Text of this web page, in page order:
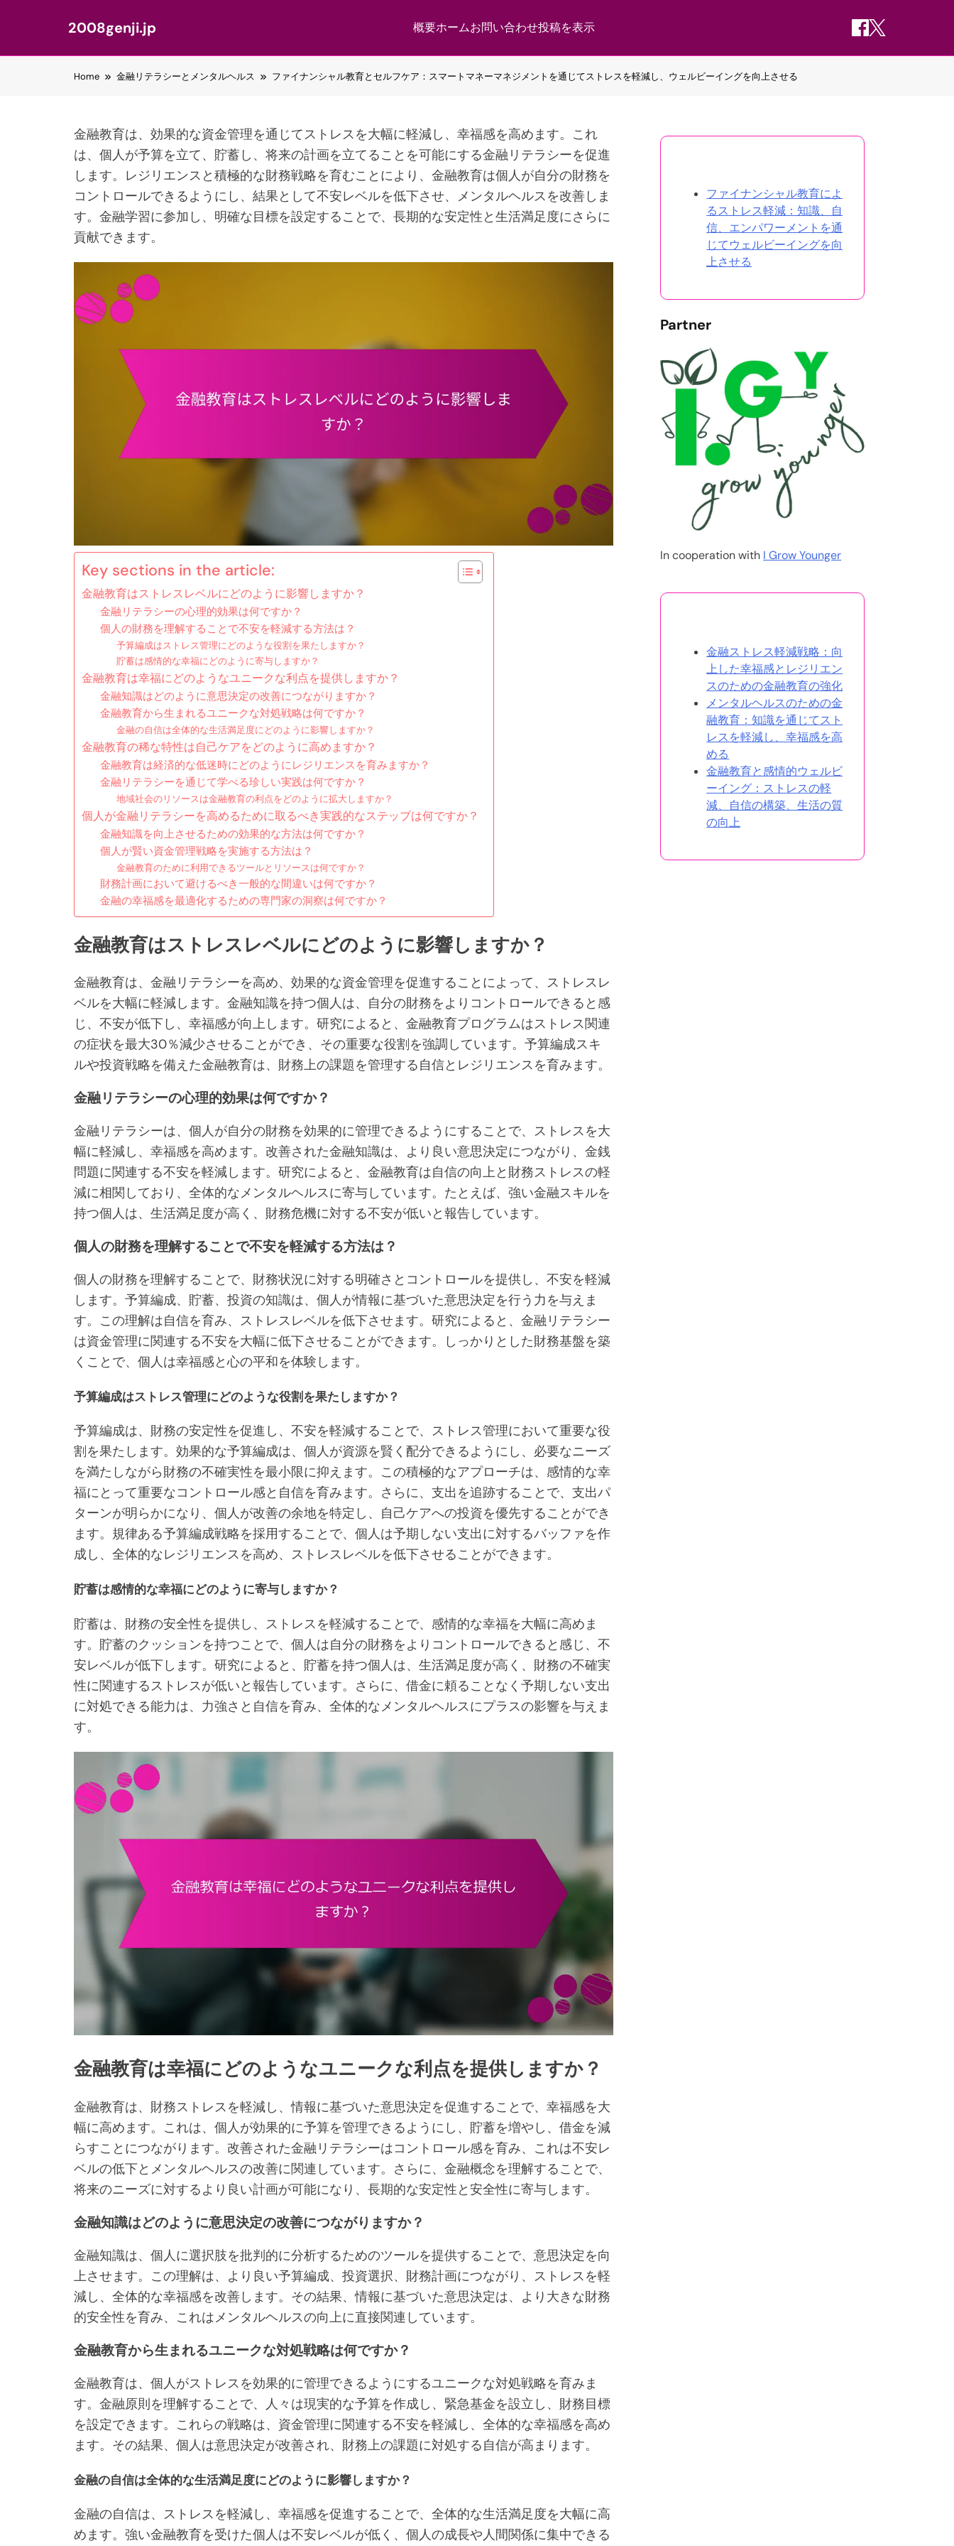
2008genji.jp 概要ホームお問い合わせ投稿を表示
Home 金融リテラシーとメンタルヘルス ファイナンシャル教育とセルフケア：スマートマネーマネジメントを通じてストレスを軽減し、ウェルビーイングを向上させる
金融教育は、効果的な資金管理を通じてストレスを大幅に軽減し、幸福感を高めます。これ
は、個人が予算を立て、貯蓄し、将来の計画を立てることを可能にする金融リテラシーを促進
します。レジリエンスと積極的な財務戦略を育むことにより、金融教育は個人が自分の財務を
コントロールできるようにし、結果として不安レベルを低下させ、メンタルヘルスを改善しま
す。金融学習に参加し、明確な目標を設定することで、長期的な安定性と生活満足度にさらに
貢献できます。
Key sections in the article:
金融教育はストレスレベルにどのように影響しますか？
金融リテラシーの心理的効果は何ですか？
個人の財務を理解することで不安を軽減する方法は？
予算編成はストレス管理にどのような役割を果たしますか？
貯蓄は感情的な幸福にどのように寄与しますか？
金融教育は幸福にどのようなユニークな利点を提供しますか？
金融知識はどのように意思決定の改善につながりますか？
金融教育から生まれるユニークな対処戦略は何ですか？
金融の自信は全体的な生活満足度にどのように影響しますか？
金融教育の稀な特性は自己ケアをどのように高めますか？
金融教育は経済的な低迷時にどのようにレジリエンスを育みますか？
金融リテラシーを通じて学べる珍しい実践は何ですか？
地域社会のリソースは金融教育の利点をどのように拡大しますか？
個人が金融リテラシーを高めるために取るべき実践的なステップは何ですか？
金融知識を向上させるための効果的な方法は何ですか？
個人が賢い資金管理戦略を実施する方法は？
金融教育のために利用できるツールとリソースは何ですか？
財務計画において避けるべき一般的な間違いは何ですか？
金融の幸福感を最適化するための専門家の洞察は何ですか？
金融教育はストレスレベルにどのように影響しますか？
金融教育は、金融リテラシーを高め、効果的な資金管理を促進することによって、ストレスレ
ベルを大幅に軽減します。金融知識を持つ個人は、自分の財務をよりコントロールできると感
じ、不安が低下し、幸福感が向上します。研究によると、金融教育プログラムはストレス関連
の症状を最大30％減少させることができ、その重要な役割を強調しています。予算編成スキ
ルや投資戦略を備えた金融教育は、財務上の課題を管理する自信とレジリエンスを育みます。
金融リテラシーの心理的効果は何ですか？
金融リテラシーは、個人が自分の財務を効果的に管理できるようにすることで、ストレスを大
幅に軽減し、幸福感を高めます。改善された金融知識は、より良い意思決定につながり、金銭
問題に関連する不安を軽減します。研究によると、金融教育は自信の向上と財務ストレスの軽
減に相関しており、全体的なメンタルヘルスに寄与しています。たとえば、強い金融スキルを
持つ個人は、生活満足度が高く、財務危機に対する不安が低いと報告しています。
個人の財務を理解することで不安を軽減する方法は？
個人の財務を理解することで、財務状況に対する明確さとコントロールを提供し、不安を軽減
します。予算編成、貯蓄、投資の知識は、個人が情報に基づいた意思決定を行う力を与えま
す。この理解は自信を育み、ストレスレベルを低下させます。研究によると、金融リテラシー
は資金管理に関連する不安を大幅に低下させることができます。しっかりとした財務基盤を築
くことで、個人は幸福感と心の平和を体験します。
予算編成はストレス管理にどのような役割を果たしますか？
予算編成は、財務の安定性を促進し、不安を軽減することで、ストレス管理において重要な役
割を果たします。効果的な予算編成は、個人が資源を賢く配分できるようにし、必要なニーズ
を満たしながら財務の不確実性を最小限に抑えます。この積極的なアプローチは、感情的な幸
福にとって重要なコントロール感と自信を育みます。さらに、支出を追跡することで、支出パ
ターンが明らかになり、個人が改善の余地を特定し、自己ケアへの投資を優先することができ
ます。規律ある予算編成戦略を採用することで、個人は予期しない支出に対するバッファを作
成し、全体的なレジリエンスを高め、ストレスレベルを低下させることができます。
貯蓄は感情的な幸福にどのように寄与しますか？
貯蓄は、財務の安全性を提供し、ストレスを軽減することで、感情的な幸福を大幅に高めま
す。貯蓄のクッションを持つことで、個人は自分の財務をよりコントロールできると感じ、不
安レベルが低下します。研究によると、貯蓄を持つ個人は、生活満足度が高く、財務の不確実
性に関連するストレスが低いと報告しています。さらに、借金に頼ることなく予期しない支出
に対処できる能力は、力強さと自信を育み、全体的なメンタルヘルスにプラスの影響を与えま
す。
金融教育は幸福にどのようなユニークな利点を提供しますか？
金融教育は、財務ストレスを軽減し、情報に基づいた意思決定を促進することで、幸福感を大
幅に高めます。これは、個人が効果的に予算を管理できるようにし、貯蓄を増やし、借金を減
らすことにつながります。改善された金融リテラシーはコントロール感を育み、これは不安レ
ベルの低下とメンタルヘルスの改善に関連しています。さらに、金融概念を理解することで、
将来のニーズに対するより良い計画が可能になり、長期的な安定性と安全性に寄与します。
金融知識はどのように意思決定の改善につながりますか？
金融知識は、個人に選択肢を批判的に分析するためのツールを提供することで、意思決定を向
上させます。この理解は、より良い予算編成、投資選択、財務計画につながり、ストレスを軽
減し、全体的な幸福感を改善します。その結果、情報に基づいた意思決定は、より大きな財務
的安全性を育み、これはメンタルヘルスの向上に直接関連しています。
金融教育から生まれるユニークな対処戦略は何ですか？
金融教育は、個人がストレスを効果的に管理できるようにするユニークな対処戦略を育みま
す。金融原則を理解することで、人々は現実的な予算を作成し、緊急基金を設立し、財務目標
を設定できます。これらの戦略は、資金管理に関連する不安を軽減し、全体的な幸福感を高め
ます。その結果、個人は意思決定が改善され、財務上の課題に対処する自信が高まります。
金融の自信は全体的な生活満足度にどのように影響しますか？
金融の自信は、ストレスを軽減し、幸福感を促進することで、全体的な生活満足度を大幅に高
めます。強い金融教育を受けた個人は不安レベルが低く、個人の成長や人間関係に集中できる
ファイナンシャル教育によ
るストレス軽減：知識、自
信、エンパワーメントを通
じてウェルビーイングを向
上させる
Partner
In cooperation with I Grow Younger
金融ストレス軽減戦略：向
上した幸福感とレジリエン
スのための金融教育の強化
メンタルヘルスのための金
融教育：知識を通じてスト
レスを軽減し、幸福感を高
める
金融教育と感情的ウェルビ
ーイング：ストレスの軽
減、自信の構築、生活の質
の向上